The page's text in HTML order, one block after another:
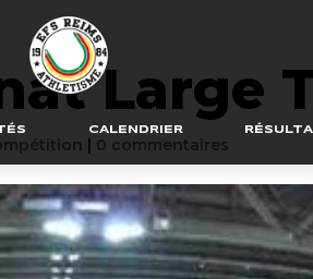
CALENDRIER
Large
| 0 commentaires